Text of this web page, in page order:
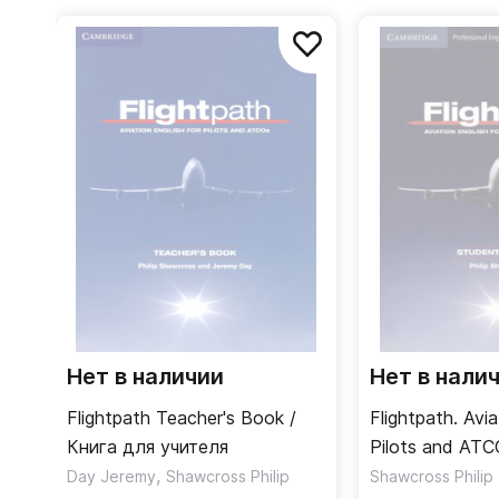
Flightpathспособствует подготовке к каждому
одобрена группой ведущих специалистов по
Нет в наличии
Flightpath Teacher's Book /
Книга для учителя
Day Jeremy, Shawcross Philip
Нет в
Flightpath.
Pilots and
Book with 3
Shawcross Philip